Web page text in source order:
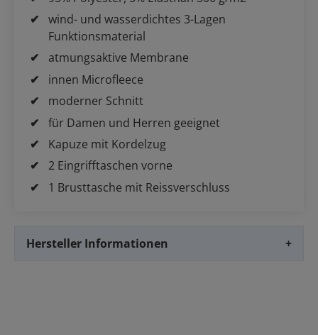
wind- und wasserdichtes 3-Lagen
Funktionsmaterial
atmungsaktive Membrane
innen Microfleece
moderner Schnitt
für Damen und Herren geeignet
Kapuze mit Kordelzug
2 Eingrifftaschen vorne
1 Brusttasche mit Reissverschluss
Hersteller Informationen +